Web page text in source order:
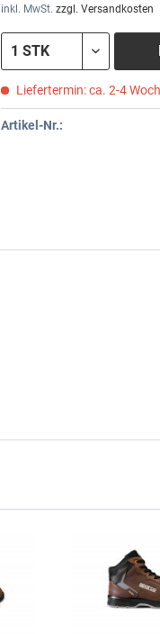
inkl. MwSt. zzgl. Versandkosten
Liefertermin: ca. 2-4
Artikel-Nr.: